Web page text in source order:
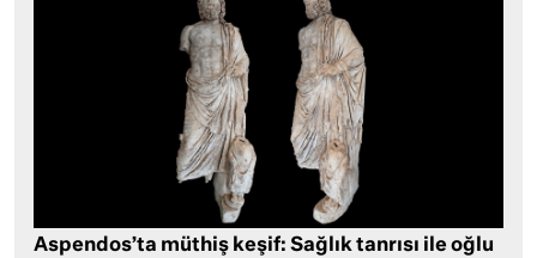
Aspendos’ta müthiş keşif: Sağlık tanrısı ile oğlu